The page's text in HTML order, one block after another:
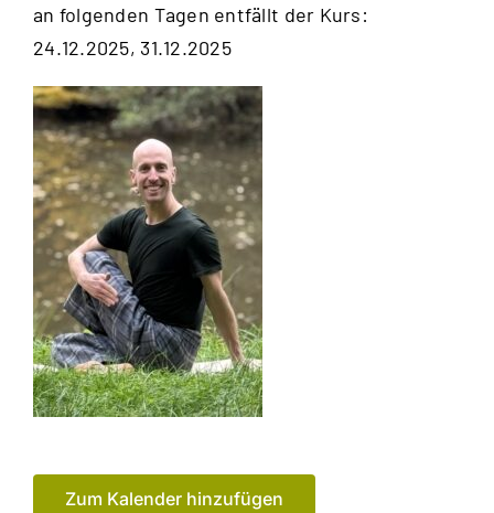
an folgenden Tagen entfällt der Kurs:
24.12.2025, 31.12.2025
Zum Kalender hinzufügen